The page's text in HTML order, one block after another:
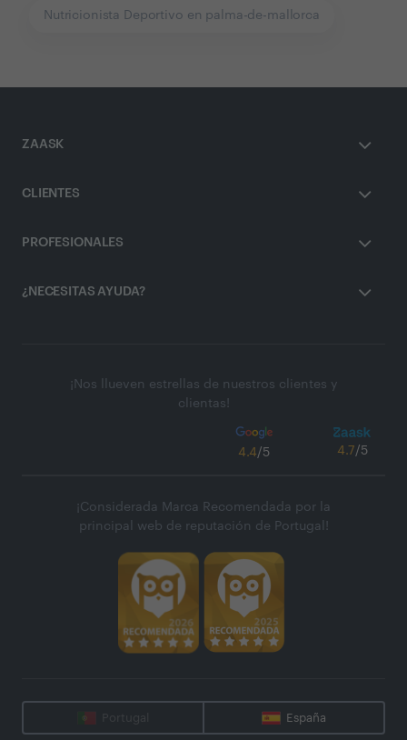
Nutricionista Deportivo en palma-de-mallorca
ZAASK
CLIENTES
PROFESIONALES
¿NECESITAS AYUDA?
¡Nos llueven estrellas de nuestros clientes y
clientas!
4.4/5 4.7/5
¡Considerada Marca Recomendada por la
principal web de reputación de Portugal!
Portugal España